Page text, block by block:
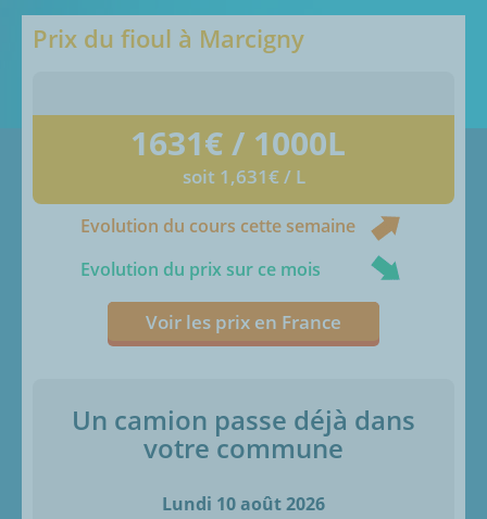
Prix du fioul à Marcigny
1631€ / 1000L
soit 1,631€ / L
Evolution du cours cette semaine
Evolution du prix sur ce mois
Voir les prix en France
Un camion passe déjà dans
votre commune
Lundi 10 août 2026